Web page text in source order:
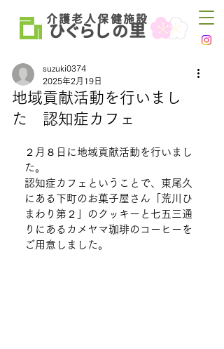
介 護 老 人 保 健 施 設
ひぐらしの里
地域貢献活動を行いまし
た 認知症カフェ
suzuki0374
2025年2月19日
２月８日に地域貢献活動を行いまし
た。
認知症カフェということで、東尾久
にある下町のお菓子屋さん「荒川ひ
まわり第２」のクッキーと七五三通
りにあるカメヤマ珈琲のコーヒーを
ご用意しました。